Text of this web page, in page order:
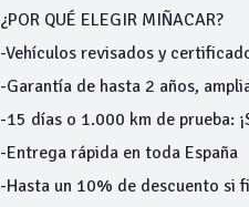
¿POR QUÉ ELEGIR MIÑACAR?
-Vehículos revisados y
-Garantía de hasta 2 años,
-15 días o 1.000 km de prueba:
-Entrega rápida en toda España
-Hasta un 10% de descuento si